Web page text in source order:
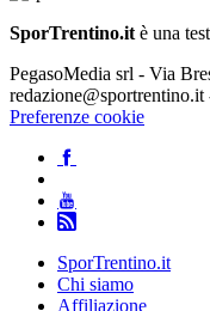
SporTrentino.itè una
PegasoMedia srl - Via
Preferenze cookie
SporTrentino.it
Chi siamo
Affiliazione